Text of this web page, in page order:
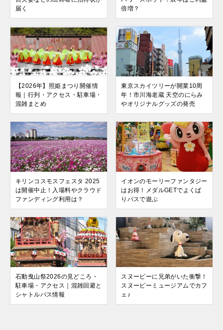
届く
倍増？
【2026年】照姫まつり開催情
報｜行列・アクセス・駐車場・
混雑まとめ
東京スカイツリーが開業10周
年！市川海老蔵 天空のにらみ
やオリジナルグッズの発売
キリンコスモスフェスタ 2025
は開催中止！入場料やクラウド
ファンディング利用は？
イオンのモーリーファンタジー
はお得！メダルGETでよくば
りパスで遊ぶ
石動曳山祭2026の見どころ・
駐車場・アクセス｜混雑回避と
シャトルバス情報
スヌーピーに兄弟がいた衝撃！
スヌーピーミュージアムでカフ
ェ♪